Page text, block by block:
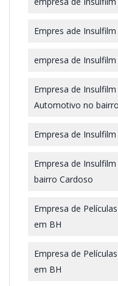
Empres ade
empresa de
Empresa de
Automotivo no
Empresa de
Empresa de
bairro Cardoso
Empresa de
em BH
Empresa de
em BH